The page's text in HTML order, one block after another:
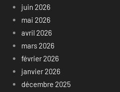
juin 2026
mai 2026
avril 2026
mars 2026
février 2026
janvier 2026
décembre 2025